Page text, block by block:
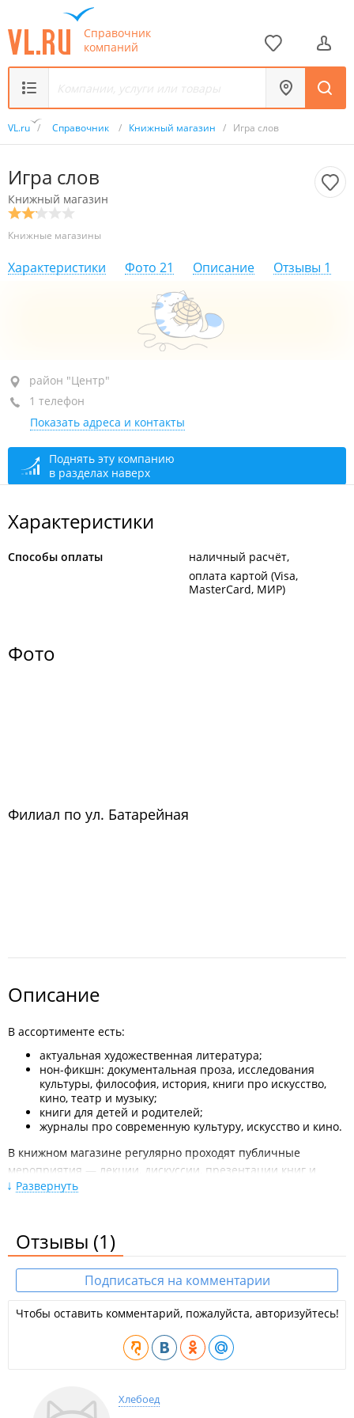
Справочник
компаний
VL.ru / Справочник / Книжный магазин / Игра слов
Игра слов
Книжный магазин
Книжные магазины
Характеристики Фото 21 Описание Отзывы 1
район "Центр", пр-т Партизанский, 44 кор. 10
закрыто, откроется в 11:00
район "Центр"
1 телефон
Показать адреса и контакты
Поднять эту компанию
в разделах наверх
Характеристики
Способы оплаты
наличный расчёт
оплата картой (Visa,
MasterCard, МИР)
Фото
Филиал по ул. Батарейная
Описание
В ассортименте есть:
актуальная художественная литература;
нон-фикшн: документальная проза, исследования
культуры, философия, история, книги про искусство,
кино, театр и музыку;
книги для детей и родителей;
журналы про современную культуру, искусство и кино.
В книжном магазине регулярно проходят публичные
мероприятия — лекции, дискуссии, презентации книг и
встречи с авторами.
2026 год
презентовали книгу японки, жившей в России в прошлом
Пять деревень со своим языком: во Владивостоке
презентовали книгу-сказку Дианы Лютер для детей «Как я
создателями книжного «Игра слов» во Владивостоке​.
Развернуть
Отзывы (1)
Подписаться на комментарии
Чтобы оставить комментарий, пожалуйста, авторизуйтесь!
Хлебоед